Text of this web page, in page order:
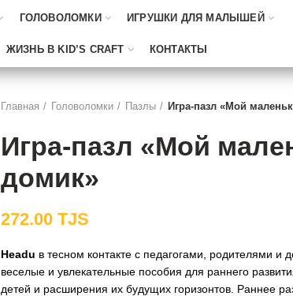
ГОЛОВОЛОМКИ ИГРУШКИ ДЛЯ МАЛЫШЕЙ
ЖИЗНЬ В KID’S CRAFT КОНТАКТЫ
Главная Головоломки Пазлы Игра-пазл «Мой
Игра-пазл «Мой
домик»
272.00 TJS
Headu в тесном контакте с педагогами, родителями и
веселые и увлекательные пособия для раннего
детей и расширения их будущих горизонтов. Раннее